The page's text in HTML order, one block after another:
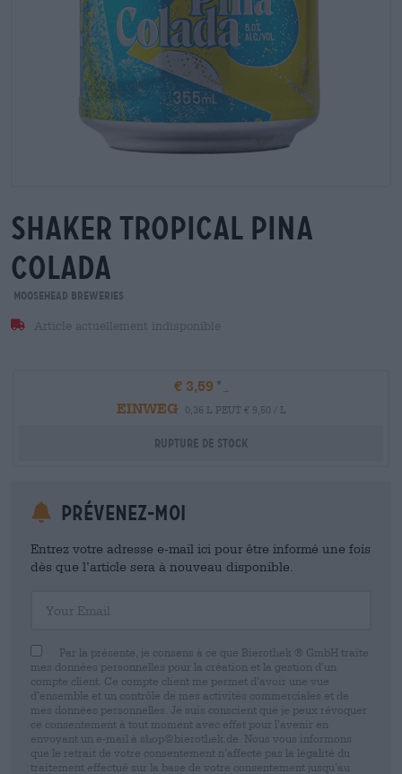
shaker tropical pina
colada
Moosehead Breweries
Article actuellement indisponible
€ 3,59
EINWEG
0,36 L PEUT € 9,50 / L
Rupture de stock
Prévenez-moi
Entrez votre adresse e-mail ici pour être informé une fois
dès que l’article sera à nouveau disponible.
Par la présente, je consens à ce que Bierothek ® GmbH traite
mes données personnelles pour la création et la gestion d’un
compte client. Ce compte client me permet d’avoir une vue
d’ensemble et un contrôle de mes activités commerciales et de
mes données personnelles. Je suis conscient que je peux révoquer
ce consentement à tout moment avec effet pour l’avenir en
envoyant un e-mail à shop@bierothek.de. Nous vous informons
que le retrait de votre consentement n’affecte pas la légalité du
traitement effectué sur la base de votre consentement jusqu’au